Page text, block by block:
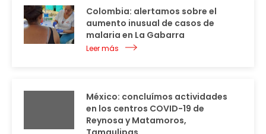
Colombia: alertamos sobre el
aumento inusual de casos de
malaria en La Gabarra
Leer más
México: concluímos actividades
en los centros COVID-19 de
Reynosa y Matamoros,